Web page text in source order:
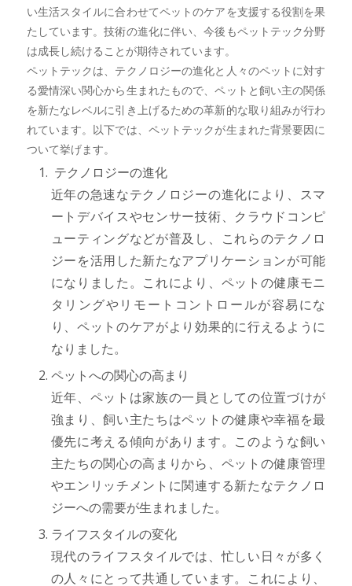
い生活スタイルに合わせてペットのケアを支援する役割を果
たしています。技術の進化に伴い、今後もペットテック分野
は成長し続けることが期待されています。
ペットテックは、テクノロジーの進化と人々のペットに対す
る愛情深い関心から生まれたもので、ペットと飼い主の関係
を新たなレベルに引き上げるための革新的な取り組みが行わ
れています。以下では、ペットテックが生まれた背景要因に
ついて挙げます。
テクノロジーの進化
近年の急速なテクノロジーの進化により、スマ
ートデバイスやセンサー技術、クラウドコンピ
ューティングなどが普及し、これらのテクノロ
ジーを活用した新たなアプリケーションが可能
になりました。これにより、ペットの健康モニ
タリングやリモートコントロールが容易にな
り、ペットのケアがより効果的に行えるように
なりました。
ペットへの関心の高まり
近年、ペットは家族の一員としての位置づけが
強まり、飼い主たちはペットの健康や幸福を最
優先に考える傾向があります。このような飼い
主たちの関心の高まりから、ペットの健康管理
やエンリッチメントに関連する新たなテクノロ
ジーへの需要が生まれました。
ライフスタイルの変化
現代のライフスタイルでは、忙しい日々が多く
の人々にとって共通しています。これにより、